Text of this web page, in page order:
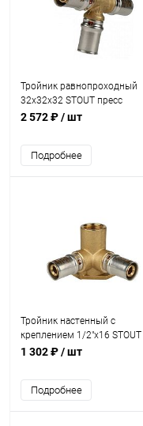
Тройник равнопроходный
32х32х32 STOUT пресс
2 572 ₽/ шт
Подробнее
Тройник настенный с
креплением 1/2"х16 STOUT
пресс
1 302 ₽/ шт
Подробнее